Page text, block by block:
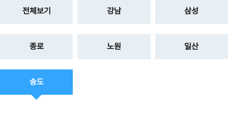
전체보기 강남 삼성
종로 노원 일산
송도